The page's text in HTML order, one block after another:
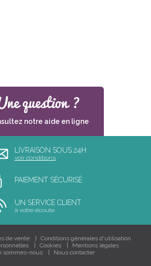
LIVRAISON SOUS 24H
voir conditions
PAIEMENT SÉCURISÉ
UN SERVICE CLIENT
à votre écoute
notre aide en ligne
de vente
Conditions générales d'utilisation
Cookies
Mentions légales
sommes-nous
Nous contacter